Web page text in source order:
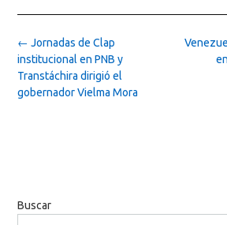
Post
navigation
← Jornadas de Clap
institucional en PNB y
Transtáchira dirigió el
gobernador Vielma Mora
Buscar